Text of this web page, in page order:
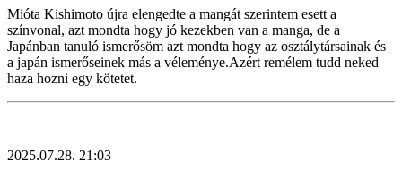
Mióta Kishimoto újra elengedte a mangát szerintem esett a
színvonal, azt mondta hogy jó kezekben van a manga, de a
Japánban tanuló ismerősöm azt mondta hogy az osztálytársainak és
a japán ismerőseinek más a véleménye.Azért remélem tudd neked
haza hozni egy kötetet.
2025.07.28. 21:03